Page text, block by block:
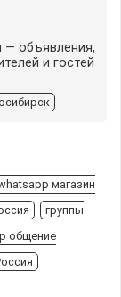
— объявления,
и гостей
магазин
группы
общение